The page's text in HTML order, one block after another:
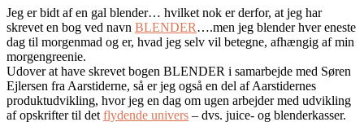
Jeg er bidt af en gal blender… hvilket nok er derfor, at jeg har
skrevet en bog ved navn BLENDER….men jeg blender hver eneste
dag til morgenmad og er, hvad jeg selv vil betegne, afhængig af min
morgengreenie.
Udover at have skrevet bogen BLENDER i samarbejde med Søren
Ejlersen fra Aarstiderne, så er jeg også en del af Aarstidernes
produktudvikling, hvor jeg en dag om ugen arbejder med udvikling
af opskrifter til det flydende univers – dvs. juice- og blenderkasser.